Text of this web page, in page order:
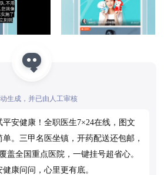
生成，并已由人工审核
安健康！全职医生7×24在线，图文
。三甲名医坐镇，开药配送还包邮，
盖全国重点医院，一键挂号超省心。
康问问，心里更有底。